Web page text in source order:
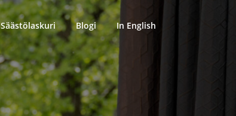
Säästölaskuri Blogi In English